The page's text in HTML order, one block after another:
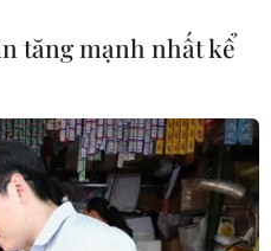
người
6.000
tăng mạnh nhất kể